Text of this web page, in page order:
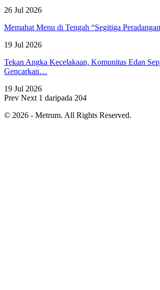
26 Jul 2026
Memahat Menu di Tengah “Segitiga
19 Jul 2026
Tekan Angka Kecelakaan, Komunitas Edan
Gencarkan…
19 Jul 2026
Prev Next 1 daripada 204
© 2026 - Metrum. All Rights Reserved.